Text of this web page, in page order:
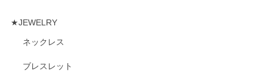
★JEWELRY
ネックレス
ブレスレット